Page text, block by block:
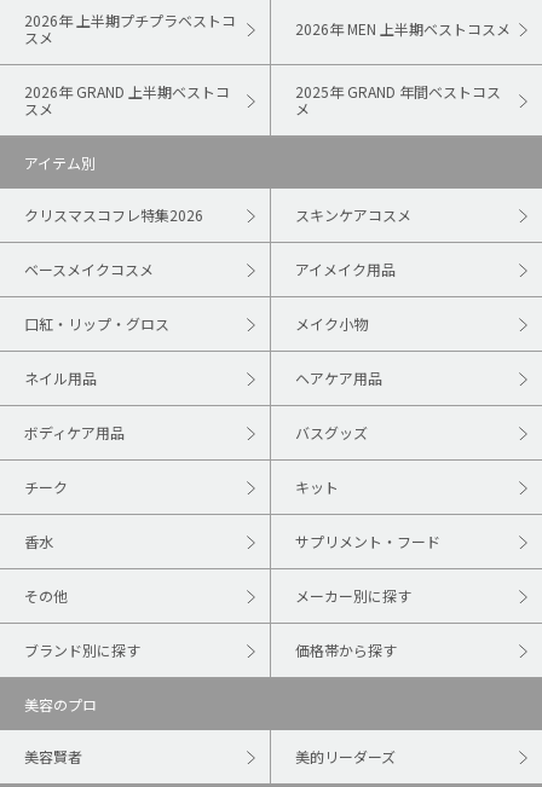
2026年 上半期プチプラベストコ
スメ
2026年 MEN 上半期ベストコスメ
2026年 GRAND 上半期ベストコ
スメ
2025年 GRAND 年間ベストコス
メ
アイテム別
クリスマスコフレ特集2026 スキンケアコスメ
ベースメイクコスメ アイメイク用品
口紅・リップ・グロス メイク小物
ネイル用品 ヘアケア用品
ボディケア用品 バスグッズ
チーク キット
香水 サプリメント・フード
その他 メーカー別に探す
ブランド別に探す 価格帯から探す
美容のプロ
美容賢者 美的リーダーズ